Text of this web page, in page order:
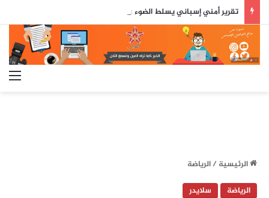
الرئيسية/الرياضة
الرياضة
سلايدر